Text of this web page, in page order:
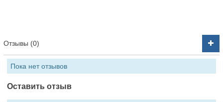
Отзывы (0)
Пока нет отзывов
Оставить отзыв